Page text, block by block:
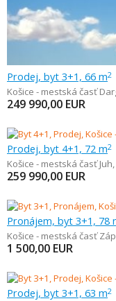
Prodej, byt 3+1, 66 m2
Košice - mestská časť
249 990,00 EUR
Prodej, byt 4+1, 72 m2
Košice - mestská časť Juh,
259 990,00 EUR
Pronájem, byt 3+1, 78
Košice - mestská časť
1 500,00 EUR
Prodej, byt 3+1, 63 m2